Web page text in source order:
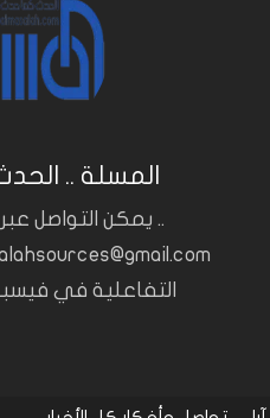
المسلة ..
.. يمكن التواصل عبر
التفاعلية في